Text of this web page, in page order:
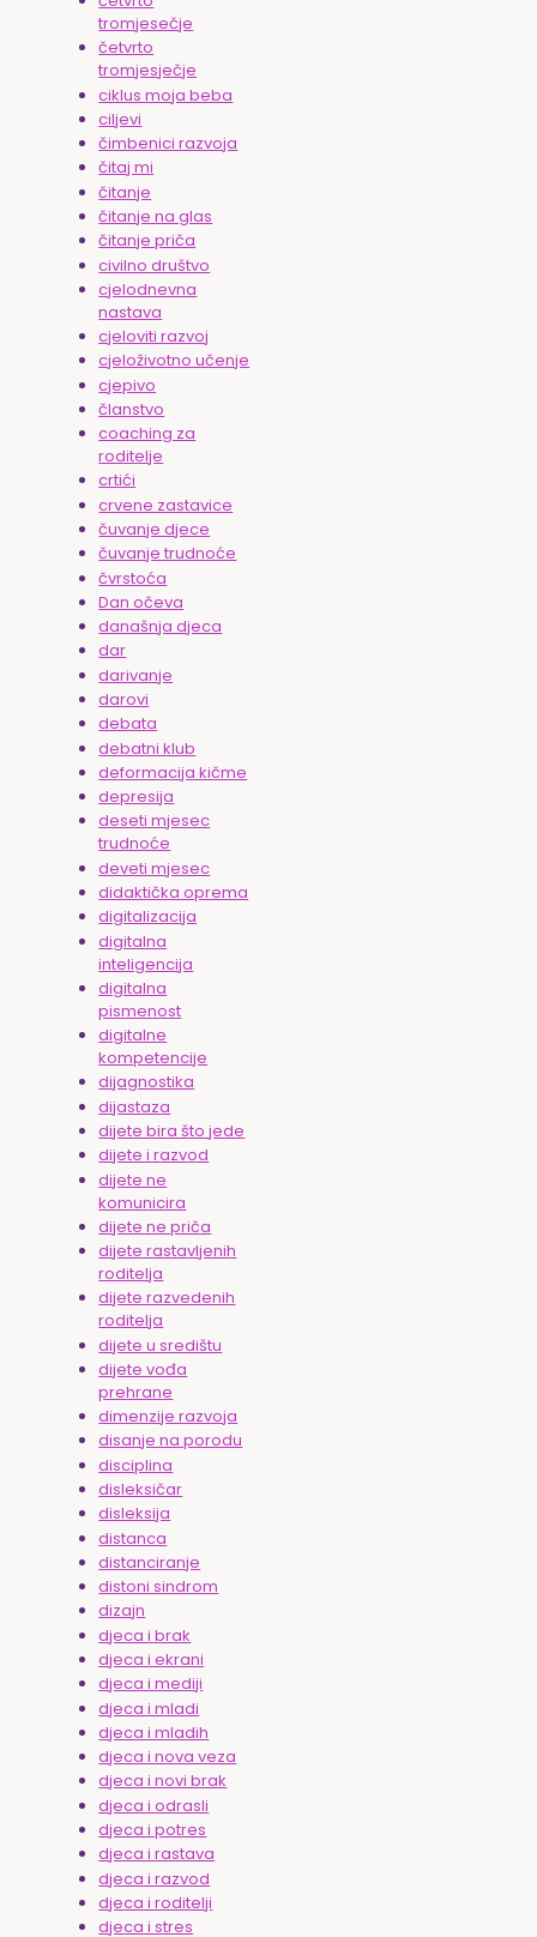
tromjesečje
četvrto
tromjesječje
ciklus moja beba
ciljevi
čimbenici razvoja
čitaj mi
čitanje
čitanje na glas
čitanje priča
civilno društvo
cjelodnevna
nastava
cjeloviti razvoj
cjeloživotno učenje
cjepivo
članstvo
coaching za
roditelje
crtići
crvene zastavice
čuvanje djece
čuvanje trudnoće
čvrstoća
Dan očeva
današnja djeca
dar
darivanje
darovi
debata
debatni klub
deformacija kičme
depresija
deseti mjesec
trudnoće
deveti mjesec
didaktička oprema
digitalizacija
digitalna
inteligencija
digitalna
pismenost
digitalne
kompetencije
dijagnostika
dijastaza
dijete bira što jede
dijete i razvod
dijete ne
komunicira
dijete ne priča
dijete rastavljenih
roditelja
dijete razvedenih
roditelja
dijete u središtu
dijete vođa
prehrane
dimenzije razvoja
disanje na porodu
disciplina
disleksičar
disleksija
distanca
distanciranje
distoni sindrom
dizajn
djeca i brak
djeca i ekrani
djeca i mediji
djeca i mladi
djeca i mladih
djeca i nova veza
djeca i novi brak
djeca i odrasli
djeca i potres
djeca i rastava
djeca i razvod
djeca i roditelji
djeca i stres